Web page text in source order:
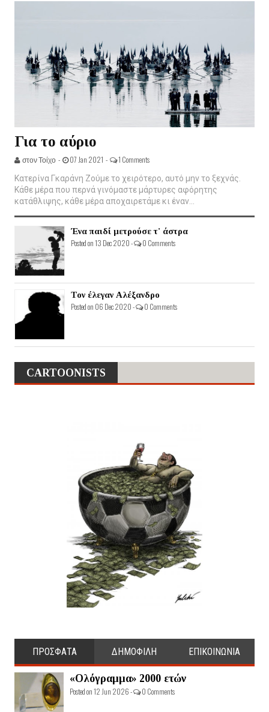
Για το αύριο
στον Τοίχο - 07 Jan 2021 - 1 Comments
Κατερίνα Γκαράνη Ζούμε το χειρότερο, αυτό μην το ξεχνάς.
Κάθε μέρα που περνά γινόμαστε μάρτυρες αφόρητης
κατάθλιψης, κάθε μέρα αποχαιρετάμε κι έναν...
Ένα παιδί μετρούσε τ' άστρα
Posted on 13 Dec 2020 - 0 Comments
Τον έλεγαν Αλέξανδρο
Posted on 06 Dec 2020 - 0 Comments
CARTOONISTS
ΠΡΟΣΦΑΤΑ ΔΗΜΟΦΙΛΗ ΕΠΙΚΟΙΝΩΝΙΑ
«Ολόγραμμα» 2000 ετών
Posted on 12 Jun 2026 - 0 Comments